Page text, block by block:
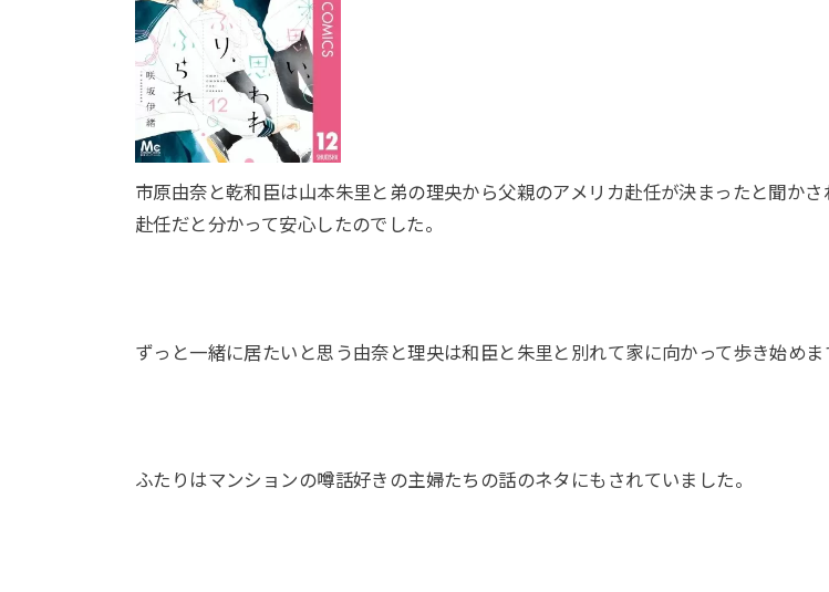
市原由奈と乾和臣は山本朱里と弟の理央から父親のアメリカ赴任が決まったと聞か
赴任だと分かって安心したのでした。
ずっと一緒に居たいと思う由奈と理央は和臣と朱里と別れて家に向かって歩き始めま
ふたりはマンションの噂話好きの主婦たちの話のネタにもされていました。